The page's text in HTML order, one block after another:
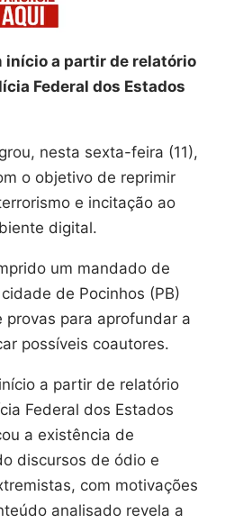
início a partir de relatório
Federal dos Estados
nesta sexta-feira (11),
o objetivo de reprimir
e incitação ao
digital.
um mandado de
de Pocinhos (PB)
para aprofundar a
possíveis coautores.
a partir de relatório
Federal dos Estados
a existência de
discursos de ódio e
com motivações
analisado revela a